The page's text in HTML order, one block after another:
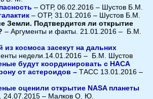
– ОТР, 06.02.2016 – Шустов Б.М.
– ОТР, 31.01.2016 – Шустов Б.М.
Земли. Подтвердится ли открытие
– Аргументы и факты. 21.01.2016 – Б.М.
из космоса засекут на дальних
недели.14.01.2016 – Б.М. Шустов
будут координировать с НАСА
от астероидов – ТАСС 13.01.2016 –
оценили открытие NASA планеты
24.07.2015 – Малков О. Ю.